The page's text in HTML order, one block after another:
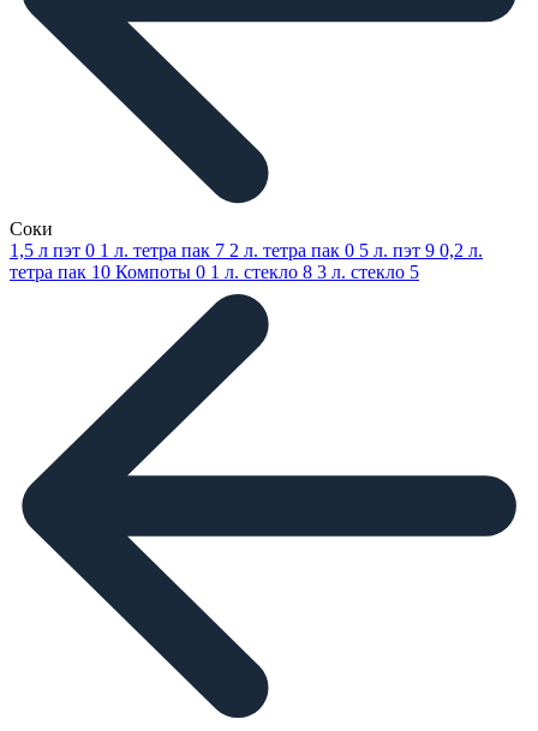
Соки
1,5 л пэт 0 1 л. тетра пак 7 2 л. тетра пак 0 5 л. пэт 9 0,2 л.
тетра пак 10 Компоты 0 1 л. стекло 8 3 л. стекло 5